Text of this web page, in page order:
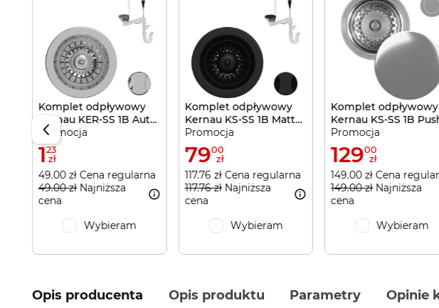
Komplet odpływowy
Kernau KER-SS 1B Aut
Silver
Promocja
123
zł
49.00 zł Cena regularna
49.00 złNajniższa
cena
Wybieram
Komplet odpływowy
Kernau KS-SS 1B Matt
Black
Promocja
7900
zł
117.76 zł Cena regularna
117.76 złNajniższa
cena
Wybieram
Komplet odpływowy
Kernau KS-SS 1B
Push Silver
Promocja
12900
zł
149.00 zł Cena
149.00 złNajniższa
cena
Wybieram
Opis producenta Opis produktu Parametry Opinie